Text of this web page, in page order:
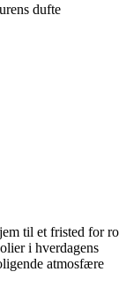
dufte
til et fristed for ro
i hverdagens
atmosfære